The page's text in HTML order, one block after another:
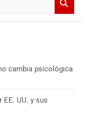
cambia psicológica
UU. y sus